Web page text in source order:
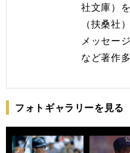
社文庫）
（扶桑社
メッセー
など著作多
フォトギャラリーを見る